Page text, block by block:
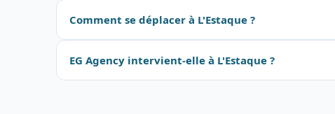
Comment se déplacer à L'Estaque ?
EG Agency intervient-elle à L'Estaque ?